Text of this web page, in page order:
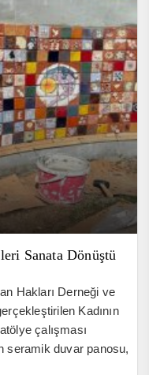
Sanata Dönüştü
Hakları Derneği ve
Kadının
çalışması
seramik duvar panosu,